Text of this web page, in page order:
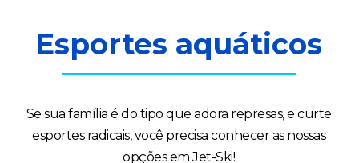
Esportes aquáticos
Se sua família é do tipo que adora represas, e curte
esportes radicais, você precisa conhecer as nossas
opções em Jet-Ski!